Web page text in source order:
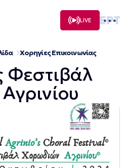
LIVE
Χορηγίες Επικοινωνίας
Φεστιβάλ